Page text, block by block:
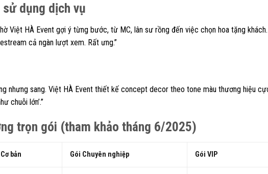
dụng dịch vụ
Việt HÀ Event gợi ý từng bước, từ MC, lân sư rồng đến việc chọn hoa tặng
cả ngàn lượt xem. Rất ưng.”
nhưng sang. Việt HÀ Event thiết kế concept decor theo tone màu thương hiệu
chuỗi lớn’.”
trọn gói (tham khảo tháng 6/2025)
bản Gói Chuyên nghiệp Gói VIP